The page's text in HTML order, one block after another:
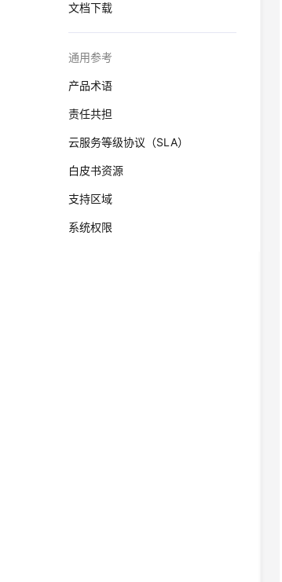
文档下载
通用参考
产品术语
责任共担
云服务等级协议（SLA）
白皮书资源
支持区域
系统权限